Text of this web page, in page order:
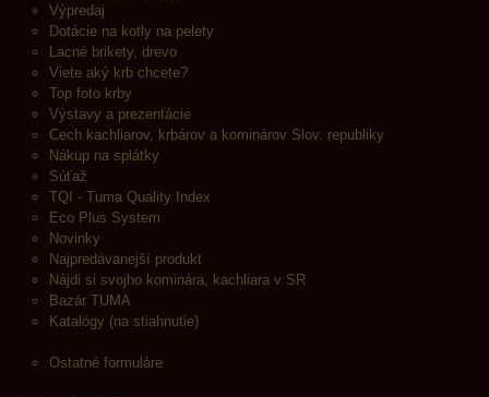
Výpredaj
Dotácie na kotly na pelety
Lacné brikety, drevo
Viete aký krb chcete?
Top foto krby
Výstavy a prezentácie
Cech kachliarov, krbárov a kominárov Slov. republiky
Nákup na splátky
Súťaž
TQI - Tuma Quality Index
Eco Plus System
Novinky
Najpredávanejší produkt
Nájdi si svojho kominára, kachliara v SR
Bazár TUMA
Katalógy (na stiahnutie)
Ostatné formuláre